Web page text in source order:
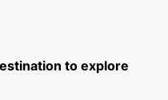
to explore